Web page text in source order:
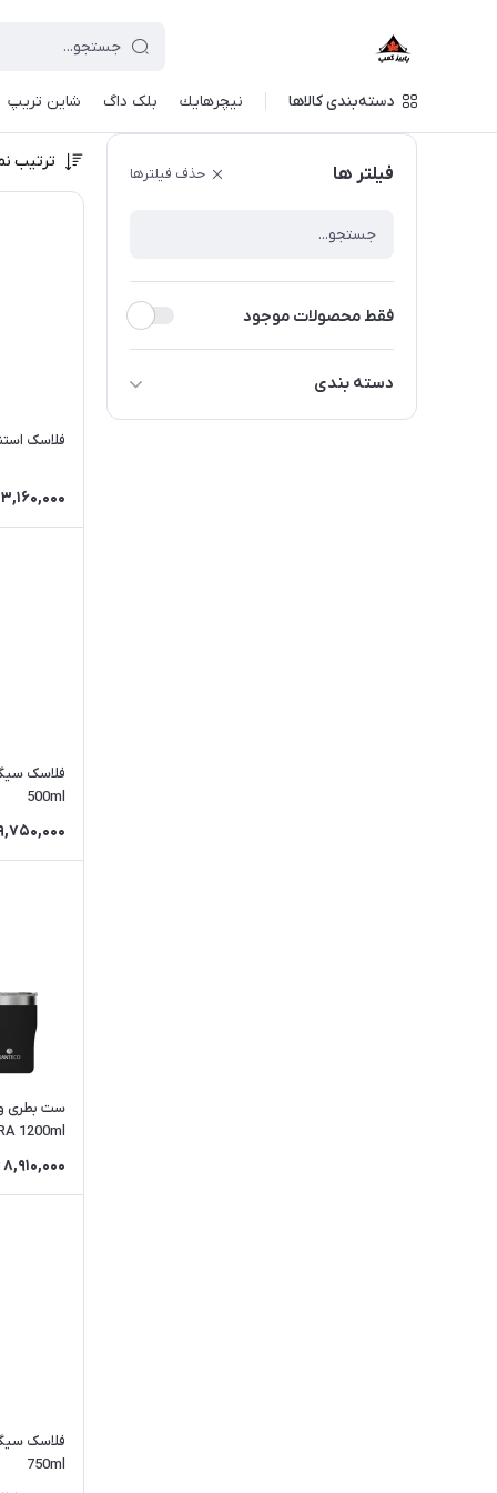
دسته‌بندی کالاها نيچرهايك بلک داگ شاین تریپ
فیلتر ها حذف فیلترها
فقط محصولات موجود
دسته بندی
فلاسک استنلی
ترتیب
فلاسک استنلی 1 لیتر
500ml
ست بطری و
1200ml
8,910,000
750ml